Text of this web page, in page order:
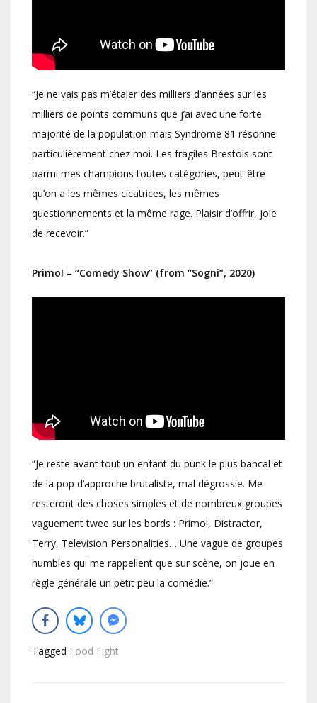
“Je ne vais pas m’étaler des milliers d’années sur les
milliers de points communs que j’ai avec une forte
majorité de la population mais Syndrome 81 résonne
particulièrement chez moi. Les fragiles Brestois sont
parmi mes champions toutes catégories, peut-être
qu’on a les mêmes cicatrices, les mêmes
questionnements et la même rage. Plaisir d’offrir, joie
de recevoir.”
Primo! – “Comedy Show” (from “Sogni”, 2020)
“Je reste avant tout un enfant du punk le plus bancal et
de la pop d’approche brutaliste, mal dégrossie. Me
resteront des choses simples et de nombreux groupes
vaguement twee sur les bords : Primo!, Distractor,
Terry, Television Personalities… Une vague de groupes
humbles qui me rappellent que sur scène, on joue en
règle générale un petit peu la comédie.”
Tagged Food Fight